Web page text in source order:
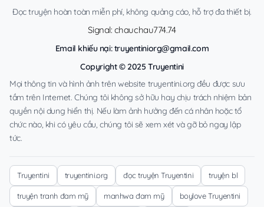
Đọc truyện hoàn toàn miễn phí, không quảng cáo, hỗ trợ đa thiết bị.
Signal: chauchau774.74
Email khiếu nại:truyentiniorg@gmail.com
Copyright © 2025 Truyentini
Mọi thông tin và hình ảnh trên website truyentini.org đều được sưu
tầm trên Internet. Chúng tôi không sở hữu hay chịu trách nhiệm bản
quyền nội dung hiển thị. Nếu làm ảnh hưởng đến cá nhân hoặc tổ
chức nào, khi có yêu cầu, chúng tôi sẽ xem xét và gỡ bỏ ngay lập
tức.
Truyentini truyentini.org đọc truyện Truyentini truyện bl
truyện tranh đam mỹ manhwa đam mỹ boylove Truyentini